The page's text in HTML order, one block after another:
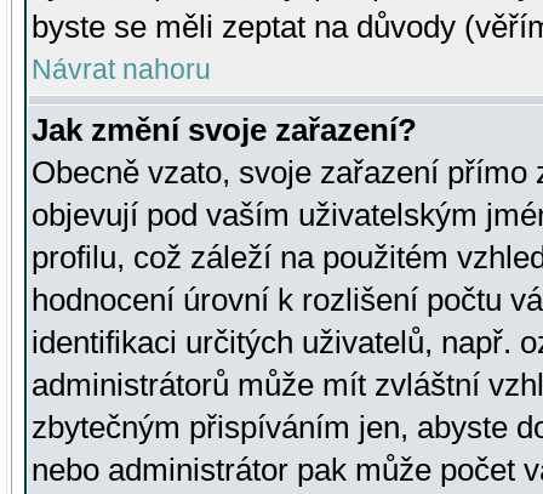
byste se měli zeptat na důvody
Návrat nahoru
Jak změní svoje zařazení?
Obecně vzato, svoje zařazení přímo
objevují pod vaším uživatelským
profilu, což záleží na použitém
hodnocení úrovní k rozlišení počtu
identifikaci určitých uživatelů, např.
administrátorů může mít zvláštní
zbytečným přispíváním jen, abyste
nebo administrátor pak může počet